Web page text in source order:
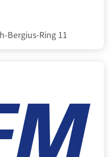
Bergius-Ring 11